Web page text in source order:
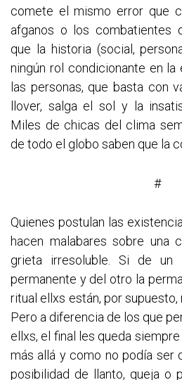
comete el mismo error que
afganos o los combatientes
que la historia (social,
ningún rol condicionante en
las personas, que basta con
llover, salga el sol y la
Miles de chicas del clima
de todo el globo saben que la
#
Quienes postulan las
hacen malabares sobre una
grieta irresoluble. Si de
permanente y del otro la
ritual ellxs están, por
Pero a diferencia de los que
ellxs, el final les queda
más allá y como no podía ser
posibilidad de llanto, queja o